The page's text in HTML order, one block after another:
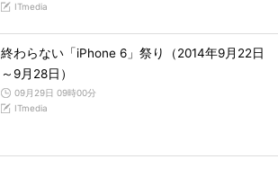
ITmedia
終わらない「iPhone 6」祭り（2014年9月22日
～9月28日）
09月29日 09時00分
ITmedia